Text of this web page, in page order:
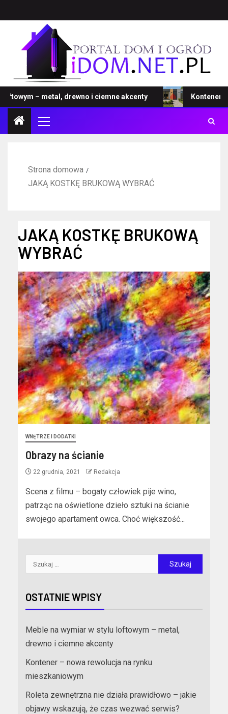
– metal, drewno i ciemne akcenty Kontener –
Strona domowa
JAKĄ KOSTKĘ BRUKOWĄ WYBRAĆ
JAKĄ KOSTKĘ BRUKOWĄ
WYBRAĆ
WNĘTRZE I DODATKI
Obrazy na ścianie
22 grudnia, 2021 Redakcja
Scena z filmu – bogaty człowiek pije wino,
patrząc na oświetlone dzieło sztuki na ścianie
swojego apartament owca. Choć większość...
OSTATNIE WPISY
Meble na wymiar w stylu loftowym – metal,
drewno i ciemne akcenty
Kontener – nowa rewolucja na rynku
mieszkaniowym
Roleta zewnętrzna nie działa prawidłowo – jakie
objawy wskazują, że czas wezwać serwis?